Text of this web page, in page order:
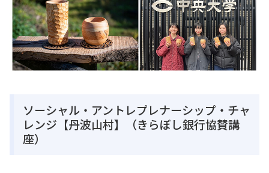
ソーシャル・アントレプレナーシップ・チャ
レンジ【丹波山村】（きらぼし銀行協賛講
座）